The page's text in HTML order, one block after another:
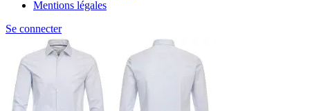
Mentions légales
Se connecter